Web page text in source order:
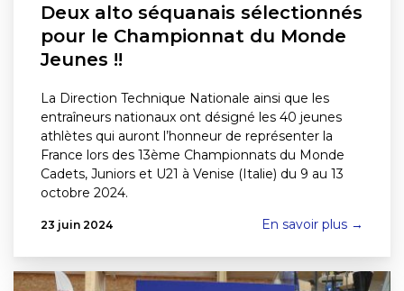
Deux alto séquanais sélectionnés
pour le Championnat du Monde
Jeunes !!
La Direction Technique Nationale ainsi que les
entraîneurs nationaux ont désigné les 40 jeunes
athlètes qui auront l’honneur de représenter la
France lors des 13ème Championnats du Monde
Cadets, Juniors et U21 à Venise (Italie) du 9 au 13
octobre 2024.
23 juin 2024 En savoir plus →